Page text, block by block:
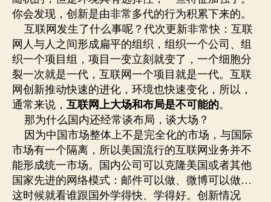
你会发现，创新是由非常多代的行为积累下来的。
互联网发生了什么事呢？代次更新非常快：互联
网人与人之间形成扁平的组织，组织一个公司、组
织一个项目组，项目一变立刻就变了，一个细胞分
裂一次就是一代，互联网一个项目就是一代。互联
网创新推动快速的进化，环境也快速变化，所以，
通常来说， 互联网上大场和布局是不可能的。
那为什么国内还经常谈布局，谈大场？
因为中国市场整体上不是完全化的市场，与国际
市场有一个隔离，所以美国流行的互联网业务并不
能形成统一市场。国内公司可以克隆美国或者其他
国家先进的网络模式：邮件可以做、微博可以做…
这时候就看谁跟国外学得快、学得好。创新情况